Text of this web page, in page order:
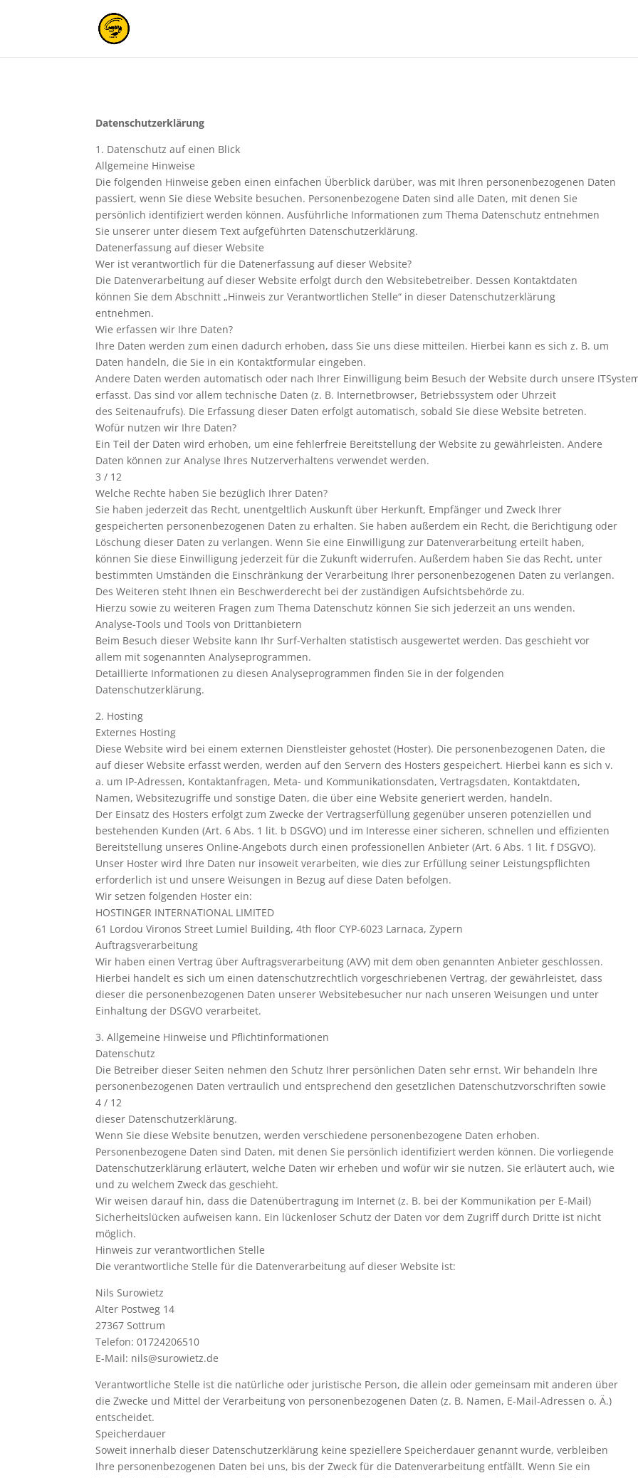
Datenschutzerklärung
1. Datenschutz auf einen Blick
Allgemeine Hinweise
Die folgenden Hinweise geben einen einfachen Überblick darüber, was mit Ihren personenbezogenen Daten
passiert, wenn Sie diese Website besuchen. Personenbezogene Daten sind alle Daten, mit denen Sie
persönlich identifiziert werden können. Ausführliche Informationen zum Thema Datenschutz entnehmen
Sie unserer unter diesem Text aufgeführten Datenschutzerklärung.
Datenerfassung auf dieser Website
Wer ist verantwortlich für die Datenerfassung auf dieser Website?
Die Datenverarbeitung auf dieser Website erfolgt durch den Websitebetreiber. Dessen Kontaktdaten
können Sie dem Abschnitt „Hinweis zur Verantwortlichen Stelle“ in dieser Datenschutzerklärung
entnehmen.
Wie erfassen wir Ihre Daten?
Ihre Daten werden zum einen dadurch erhoben, dass Sie uns diese mitteilen. Hierbei kann es sich z. B. um
Daten handeln, die Sie in ein Kontaktformular eingeben.
Andere Daten werden automatisch oder nach Ihrer Einwilligung beim Besuch der Website durch unsere
erfasst. Das sind vor allem technische Daten (z. B. Internetbrowser, Betriebssystem oder Uhrzeit
des Seitenaufrufs). Die Erfassung dieser Daten erfolgt automatisch, sobald Sie diese Website betreten.
Wofür nutzen wir Ihre Daten?
Ein Teil der Daten wird erhoben, um eine fehlerfreie Bereitstellung der Website zu gewährleisten. Andere
Daten können zur Analyse Ihres Nutzerverhaltens verwendet werden.
3 / 12
Welche Rechte haben Sie bezüglich Ihrer Daten?
Sie haben jederzeit das Recht, unentgeltlich Auskunft über Herkunft, Empfänger und Zweck Ihrer
gespeicherten personenbezogenen Daten zu erhalten. Sie haben außerdem ein Recht, die Berichtigung oder
Löschung dieser Daten zu verlangen. Wenn Sie eine Einwilligung zur Datenverarbeitung erteilt haben,
können Sie diese Einwilligung jederzeit für die Zukunft widerrufen. Außerdem haben Sie das Recht, unter
bestimmten Umständen die Einschränkung der Verarbeitung Ihrer personenbezogenen Daten zu verlangen.
Des Weiteren steht Ihnen ein Beschwerderecht bei der zuständigen Aufsichtsbehörde zu.
Hierzu sowie zu weiteren Fragen zum Thema Datenschutz können Sie sich jederzeit an uns wenden.
Analyse-Tools und Tools von Drittanbietern
Beim Besuch dieser Website kann Ihr Surf-Verhalten statistisch ausgewertet werden. Das geschieht vor
allem mit sogenannten Analyseprogrammen.
Detaillierte Informationen zu diesen Analyseprogrammen finden Sie in der folgenden
Datenschutzerklärung.
2. Hosting
Externes Hosting
Diese Website wird bei einem externen Dienstleister gehostet (Hoster). Die personenbezogenen Daten, die
auf dieser Website erfasst werden, werden auf den Servern des Hosters gespeichert. Hierbei kann es sich v.
a. um IP-Adressen, Kontaktanfragen, Meta- und Kommunikationsdaten, Vertragsdaten, Kontaktdaten,
Namen, Websitezugriffe und sonstige Daten, die über eine Website generiert werden, handeln.
Der Einsatz des Hosters erfolgt zum Zwecke der Vertragserfüllung gegenüber unseren potenziellen und
bestehenden Kunden (Art. 6 Abs. 1 lit. b DSGVO) und im Interesse einer sicheren, schnellen und effizienten
Bereitstellung unseres Online-Angebots durch einen professionellen Anbieter (Art. 6 Abs. 1 lit. f DSGVO).
Unser Hoster wird Ihre Daten nur insoweit verarbeiten, wie dies zur Erfüllung seiner Leistungspflichten
erforderlich ist und unsere Weisungen in Bezug auf diese Daten befolgen.
Wir setzen folgenden Hoster ein:
HOSTINGER INTERNATIONAL LIMITED
61 Lordou Vironos Street Lumiel Building, 4th floor CYP-6023 Larnaca, Zypern
Auftragsverarbeitung
Wir haben einen Vertrag über Auftragsverarbeitung (AVV) mit dem oben genannten Anbieter geschlossen.
Hierbei handelt es sich um einen datenschutzrechtlich vorgeschriebenen Vertrag, der gewährleistet, dass
dieser die personenbezogenen Daten unserer Websitebesucher nur nach unseren Weisungen und unter
Einhaltung der DSGVO verarbeitet.
3. Allgemeine Hinweise und Pflichtinformationen
Datenschutz
Die Betreiber dieser Seiten nehmen den Schutz Ihrer persönlichen Daten sehr ernst. Wir behandeln Ihre
personenbezogenen Daten vertraulich und entsprechend den gesetzlichen Datenschutzvorschriften sowie
4 / 12
dieser Datenschutzerklärung.
Wenn Sie diese Website benutzen, werden verschiedene personenbezogene Daten erhoben.
Personenbezogene Daten sind Daten, mit denen Sie persönlich identifiziert werden können. Die vorliegende
Datenschutzerklärung erläutert, welche Daten wir erheben und wofür wir sie nutzen. Sie erläutert auch, wie
und zu welchem Zweck das geschieht.
Wir weisen darauf hin, dass die Datenübertragung im Internet (z. B. bei der Kommunikation per E-Mail)
Sicherheitslücken aufweisen kann. Ein lückenloser Schutz der Daten vor dem Zugriff durch Dritte ist nicht
möglich.
Hinweis zur verantwortlichen Stelle
Die verantwortliche Stelle für die Datenverarbeitung auf dieser Website ist:
Nils Surowietz
Alter Postweg 14
27367 Sottrum
Telefon: 01724206510
E-Mail: nils@surowietz.de
Verantwortliche Stelle ist die natürliche oder juristische Person, die allein oder gemeinsam mit anderen über
die Zwecke und Mittel der Verarbeitung von personenbezogenen Daten (z. B. Namen, E-Mail-Adressen o. Ä.)
entscheidet.
Speicherdauer
Soweit innerhalb dieser Datenschutzerklärung keine speziellere Speicherdauer genannt wurde, verbleiben
Ihre personenbezogenen Daten bei uns, bis der Zweck für die Datenverarbeitung entfällt. Wenn Sie ein